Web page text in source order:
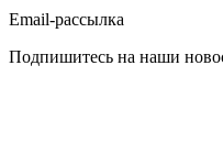
Email-рассылка
Подпишитесь на наши